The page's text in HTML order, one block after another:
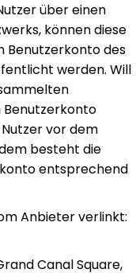
über einen
können diese
Benutzerkonto des
werden. Will
vor dem
besteht die
entsprechend
Anbieter verlinkt:
Canal Square,